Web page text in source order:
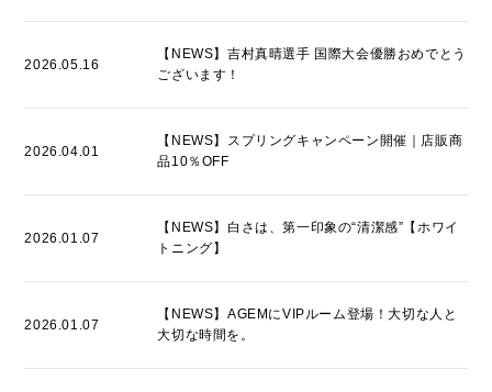
2026.05.16
【NEWS】吉村真晴選手 国際大会優勝おめでとう
ございます！
2026.04.01
【NEWS】スプリングキャンペーン開催｜店販商
品10％OFF
2026.01.07
【NEWS】白さは、第一印象の“清潔感”【ホワイ
トニング】
2026.01.07
【NEWS】AGEMにVIPルーム登場！大切な人と
大切な時間を。